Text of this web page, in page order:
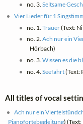
no. 3. Seltsame
Vier Lieder für 1
no. 1. Trauer(Text:
no. 2. Ach nur ein
Hörbach)
no. 3. Wissen es die
no. 4. Seefahrt(Text:
All titles of vocal
Ach nur ein
Pianofortebegleitung)